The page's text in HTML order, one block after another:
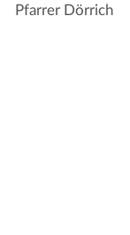
Pfarrer Dörrich